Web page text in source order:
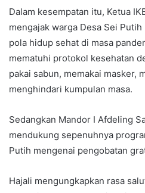
Dalam kesempatan itu, Ketua
mengajak warga Desa Sei
pola hidup sehat di masa
mematuhi protokol kesehatan
pakai sabun, memakai masker,
menghindari kumpulan masa.
Sedangkan Mandor I Afdeling
mendukung sepenuhnya
Putih mengenai pengobatan
Hajali mengungkapkan rasa